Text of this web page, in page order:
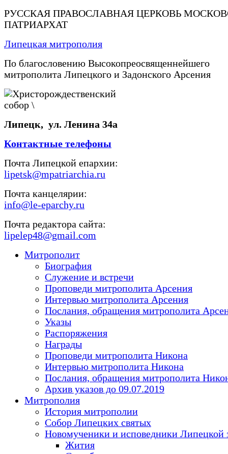
РУССКАЯ ПРАВОСЛАВНАЯ ЦЕРКОВЬ
ПАТРИАРХАТ
Липецкая митрополия
По благословению Высокопреосвященнейшего
митрополита Липецкого и Задонского Арсения
Липецк, ул. Ленина 34а
Контактные телефоны
Почта Липецкой епархии:
lipetsk@mpatriarchia.ru
Почта канцелярии:
info@le-eparchy.ru
Почта редактора сайта:
lipelep48@gmail.com
Митрополит
Биография
Служение и встречи
Проповеди митрополита Арсения
Интервью митрополита Арсения
Послания, обращения митрополита
Указы
Распоряжения
Награды
Проповеди митрополита Никона
Интервью митрополита Никона
Послания, обращения митрополита
Архив указов до 09.07.2019
Митрополия
История митрополии
Собор Липецких святых
Новомученики и исповедники Липецкой
Жития